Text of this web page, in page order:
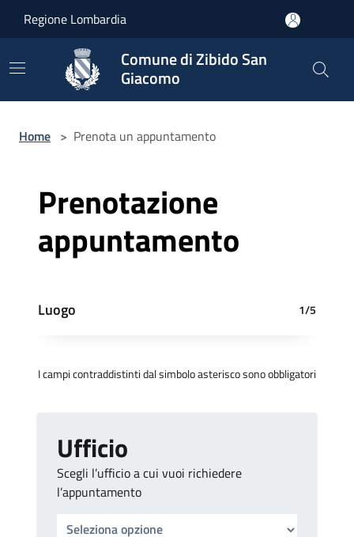
Regione Lombardia
Comune di Zibido San
Giacomo
Home > Prenota un appuntamento
Prenotazione
appuntamento
Luogo 1/5
I campi contraddistinti dal simbolo asterisco sono obbligatori
Ufficio
Scegli l’ufficio a cui vuoi richiedere
l’appuntamento
Tipo di ufficio